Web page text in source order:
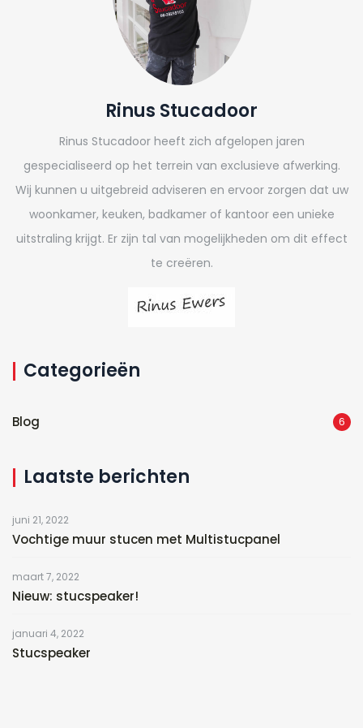
Rinus Stucadoor
Rinus Stucadoor heeft zich afgelopen jaren
gespecialiseerd op het terrein van exclusieve afwerking.
Wij kunnen u uitgebreid adviseren en ervoor zorgen dat uw
woonkamer, keuken, badkamer of kantoor een unieke
uitstraling krijgt. Er zijn tal van mogelijkheden om dit effect
te creëren.
Categorieën
Blog 6
Laatste berichten
juni 21, 2022
Vochtige muur stucen met Multistucpanel
maart 7, 2022
Nieuw: stucspeaker!
januari 4, 2022
Stucspeaker